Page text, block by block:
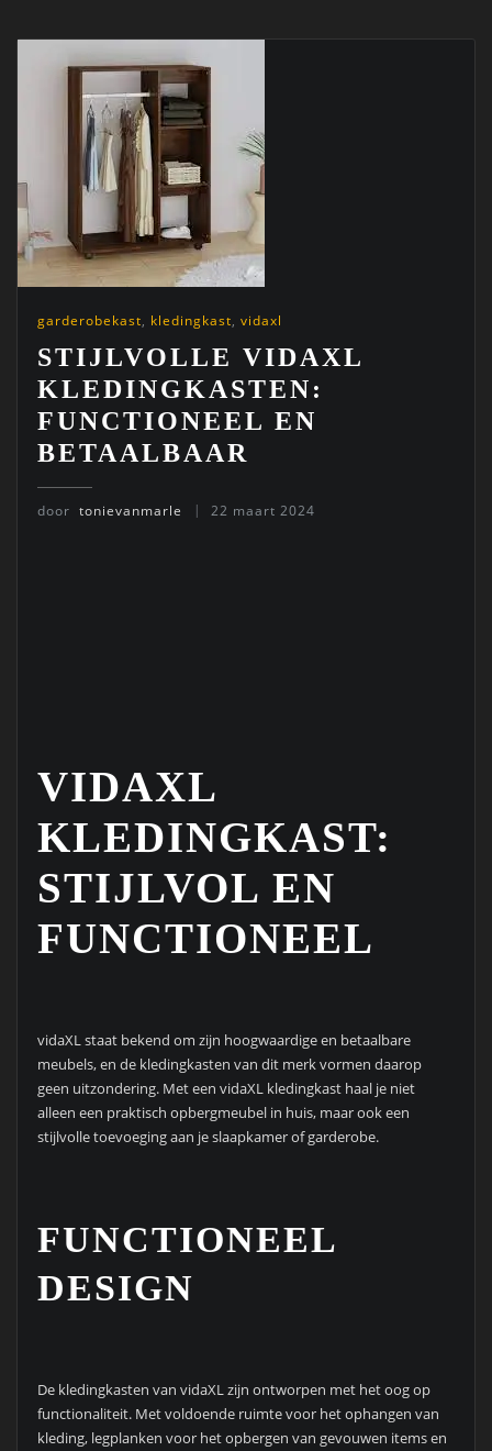
garderobekast, kledingkast, vidaxl
STIJLVOLLE VIDAXL
KLEDINGKASTEN:
FUNCTIONEEL EN
BETAALBAAR
door tonievanmarle 22 maart 2024
VIDAXL
KLEDINGKAST:
STIJLVOL EN
FUNCTIONEEL
vidaXL staat bekend om zijn hoogwaardige en betaalbare
meubels, en de kledingkasten van dit merk vormen daarop
geen uitzondering. Met een vidaXL kledingkast haal je niet
alleen een praktisch opbergmeubel in huis, maar ook een
stijlvolle toevoeging aan je slaapkamer of garderobe.
FUNCTIONEEL
DESIGN
De kledingkasten van vidaXL zijn ontworpen met het oog op
functionaliteit. Met voldoende ruimte voor het ophangen van
kleding, legplanken voor het opbergen van gevouwen items en